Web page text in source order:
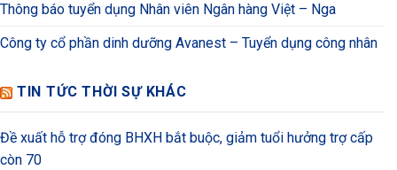
Thông báo tuyển dụng Nhân viên Ngân hàng Việt – Nga
Công ty cổ phần dinh dưỡng Avanest – Tuyển dụng công nhân
TIN TỨC THỜI SỰ KHÁC
Đề xuất hỗ trợ đóng BHXH bắt buộc, giảm tuổi hưởng trợ cấp
còn 70